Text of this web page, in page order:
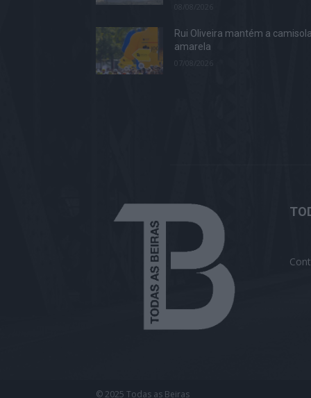
Rui Oliveira mantém a camisola
amarela
© 2025 Todas as Beiras